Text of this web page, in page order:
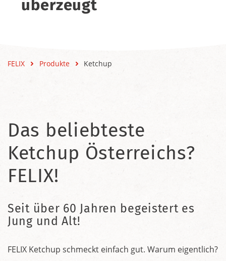
überzeugt
FELIX Produkte Ketchup
Das beliebteste
Ketchup Österreichs?
FELIX!
Seit über 60 Jahren begeistert es
Jung und Alt!
FELIX Ketchup schmeckt einfach gut. Warum eigentlich?